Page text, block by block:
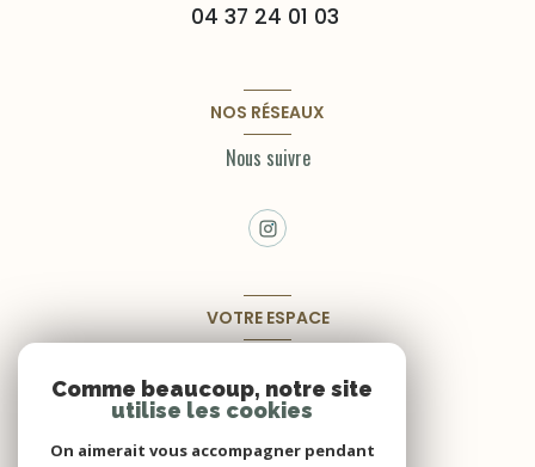
04 37 24 01 03
NOS RÉSEAUX
Nous suivre
VOTRE ESPACE
Comme beaucoup, notre site
utilise les cookies
On aimerait vous accompagner pendant